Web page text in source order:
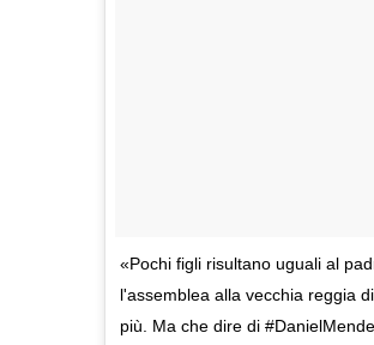
«Pochi figli risultano uguali al
l'assemblea alla vecchia reggia
più. Ma che dire di